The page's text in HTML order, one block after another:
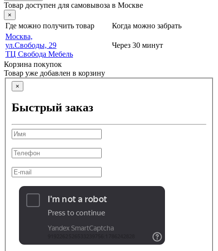
Товар доступен для самовывоза в Москве
×
Где можно получить товар
Когда можно забрать
Москва,
ул.Свободы, 29
ТЦ Свобода Мебель
Через 30 минут
Корзина покупок
Товар уже добавлен в корзину
×
Быстрый заказ